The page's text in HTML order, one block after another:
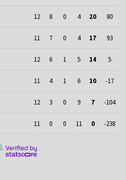
12 8 0 4 20 80
11 7 0 4 17 93
12 6 1 5 14 5
11 4 1 6 10 -17
12 3 0 9 7 -104
11 0 0 11 0 -238